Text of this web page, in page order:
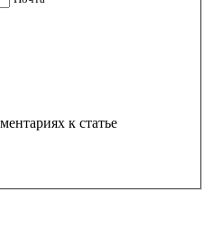
к статье